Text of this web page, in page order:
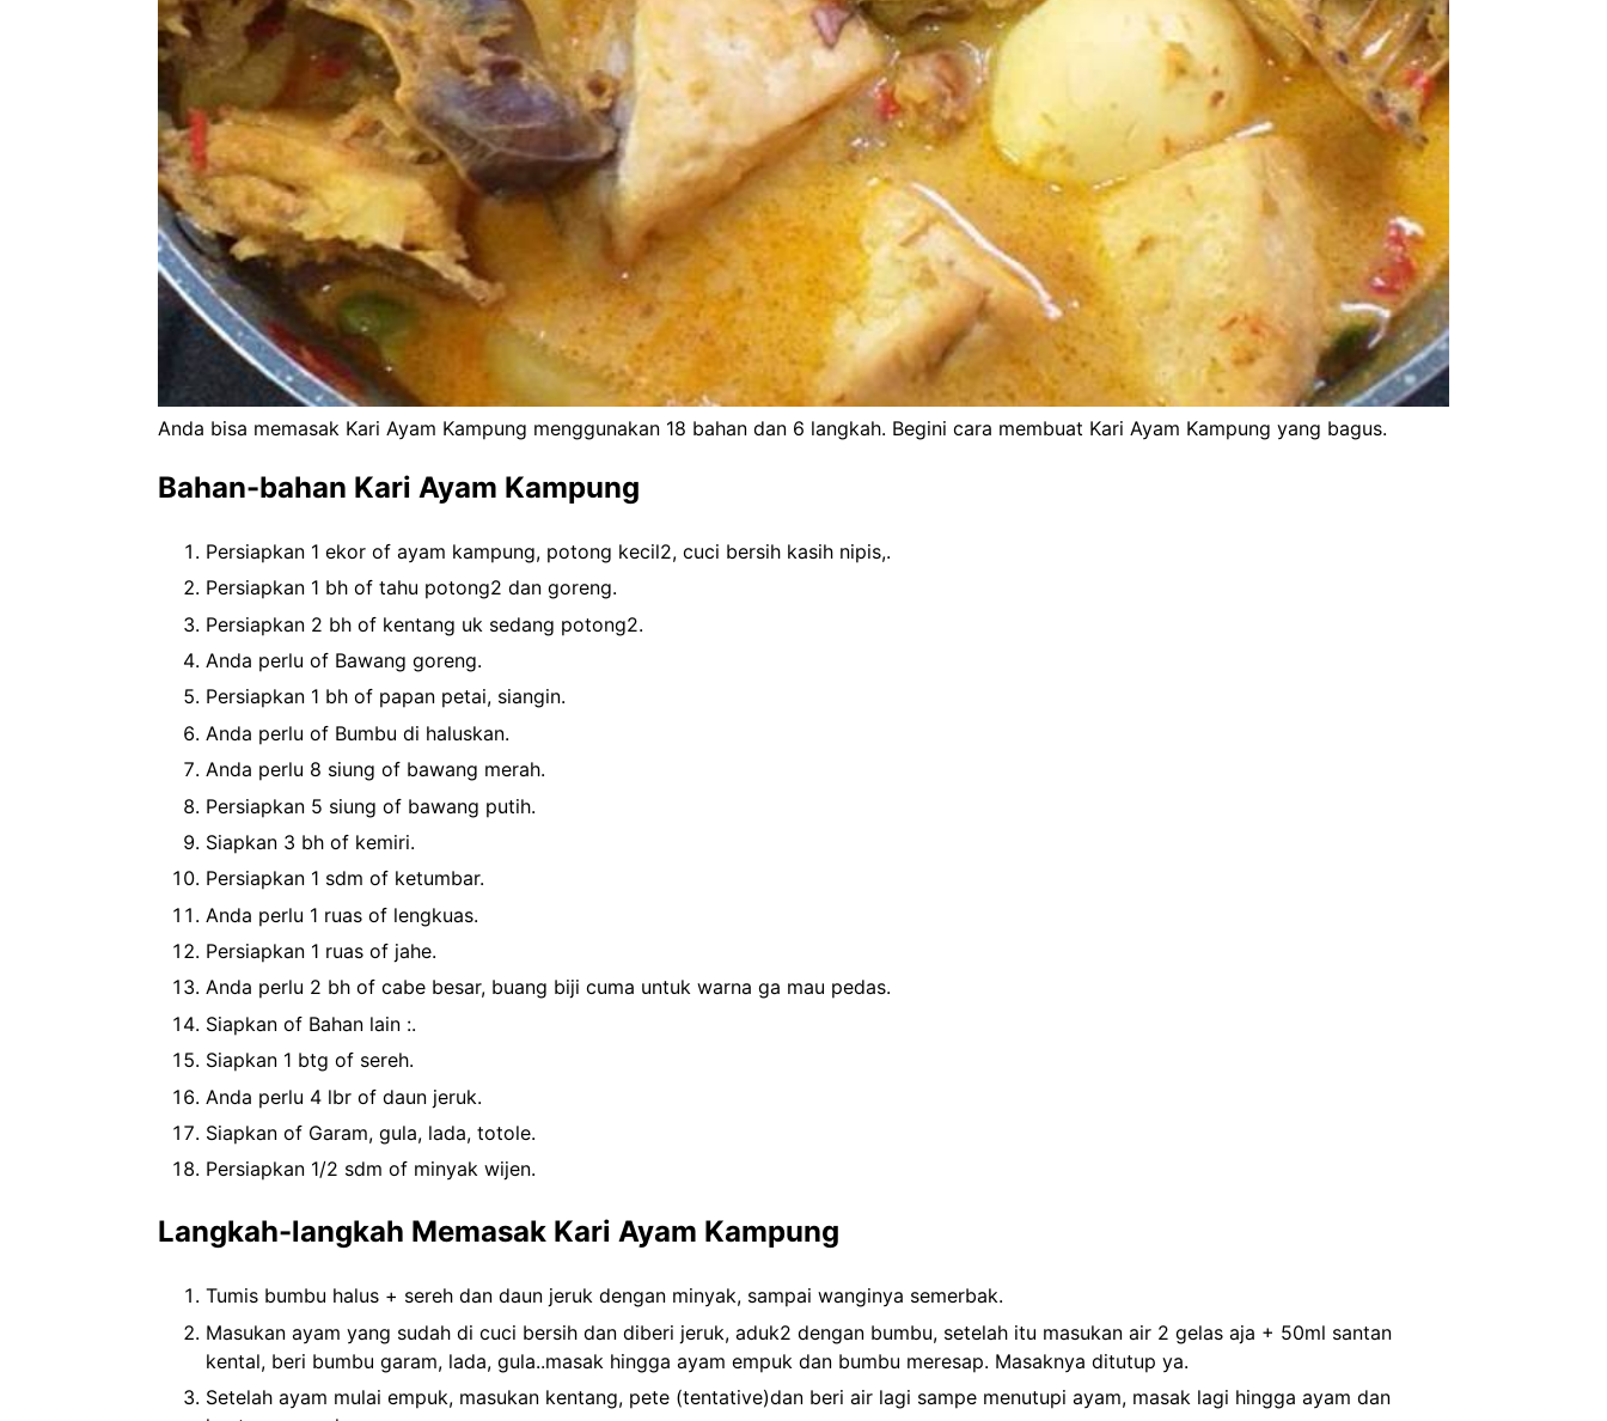
Anda bisa memasak Kari Ayam Kampung menggunakan 18 bahan dan 6 langkah. Begini cara membuat Kari Ayam Kampung yang bagus.
Bahan-bahan Kari Ayam Kampung
Persiapkan 1 ekor of ayam kampung, potong kecil2, cuci bersih kasih nipis,.
Persiapkan 1 bh of tahu potong2 dan goreng.
Persiapkan 2 bh of kentang uk sedang potong2.
Anda perlu of Bawang goreng.
Persiapkan 1 bh of papan petai, siangin.
Anda perlu of Bumbu di haluskan.
Anda perlu 8 siung of bawang merah.
Persiapkan 5 siung of bawang putih.
Siapkan 3 bh of kemiri.
Persiapkan 1 sdm of ketumbar.
Anda perlu 1 ruas of lengkuas.
Persiapkan 1 ruas of jahe.
Anda perlu 2 bh of cabe besar, buang biji cuma untuk warna ga mau pedas.
Siapkan of Bahan lain :.
Siapkan 1 btg of sereh.
Anda perlu 4 lbr of daun jeruk.
Siapkan of Garam, gula, lada, totole.
Persiapkan 1/2 sdm of minyak wijen.
Langkah-langkah Memasak Kari Ayam Kampung
Tumis bumbu halus + sereh dan daun jeruk dengan minyak, sampai wanginya semerbak.
Masukan ayam yang sudah di cuci bersih dan diberi jeruk, aduk2 dengan bumbu, setelah itu masukan air 2 gelas aja + 50ml santan
kental, beri bumbu garam, lada, gula..masak hingga ayam empuk dan bumbu meresap. Masaknya ditutup ya.
Setelah ayam mulai empuk, masukan kentang, pete (tentative)dan beri air lagi sampe menutupi ayam, masak lagi hingga ayam dan